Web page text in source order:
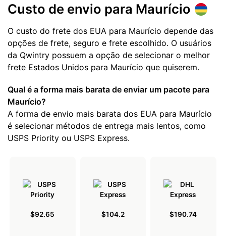
Custo de envio para Maurício
O custo do frete dos EUA para Maurício depende das
opções de frete, seguro e frete escolhido. O usuários
da Qwintry possuem a opção de selecionar o melhor
frete Estados Unidos para Maurício que quiserem.
Qual é a forma mais barata de enviar um pacote para
Maurício?
A forma de envio mais barata dos EUA para Maurício
é selecionar métodos de entrega mais lentos, como
USPS Priority ou USPS Express.
$92.65 $104.2 $190.74